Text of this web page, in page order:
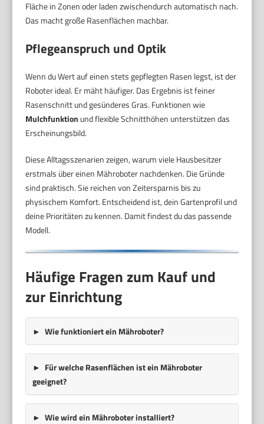
Fläche in Zonen oder laden zwischendurch automatisch nach.
Das macht große Rasenflächen machbar.
Pflegeanspruch und Optik
Wenn du Wert auf einen stets gepflegten Rasen legst, ist der
Roboter ideal. Er mäht häufiger. Das Ergebnis ist feiner
Rasenschnitt und gesünderes Gras. Funktionen wie
Mulchfunktion und flexible Schnitthöhen unterstützen das
Erscheinungsbild.
Diese Alltagsszenarien zeigen, warum viele Hausbesitzer
erstmals über einen Mähroboter nachdenken. Die Gründe
sind praktisch. Sie reichen von Zeitersparnis bis zu
physischem Komfort. Entscheidend ist, dein Gartenprofil und
deine Prioritäten zu kennen. Damit findest du das passende
Modell.
Häufige Fragen zum Kauf und
zur Einrichtung
Wie funktioniert ein Mähroboter?
Für welche Rasenflächen ist ein Mähroboter
geeignet?
Wie wird ein Mähroboter installiert?